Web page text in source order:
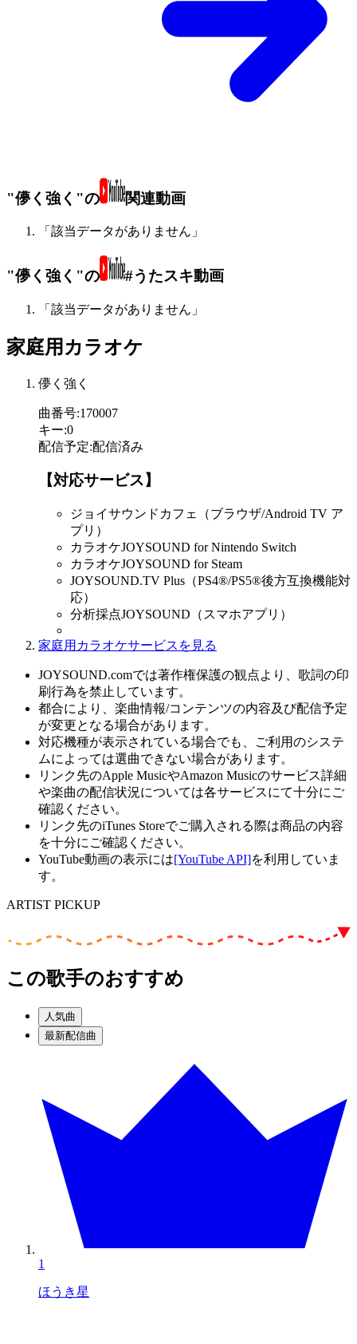
"儚く強く"の 関連動画
「該当データがありません」
"儚く強く"の #うたスキ動画
「該当データがありません」
家庭用カラオケ
儚く強く
曲番号:170007
キー:0
配信予定:配信済み
【対応サービス】
ジョイサウンドカフェ（ブラウザ/Android TV ア
プリ）
カラオケJOYSOUND for Nintendo Switch
カラオケJOYSOUND for Steam
JOYSOUND.TV Plus（PS4®/PS5®後方互換機能対
応）
分析採点JOYSOUND（スマホアプリ）
家庭用カラオケサービスを見る
JOYSOUND.comでは著作権保護の観点より、歌詞の印
刷行為を禁止しています。
都合により、楽曲情報/コンテンツの内容及び配信予定
が変更となる場合があります。
対応機種が表示されている場合でも、ご利用のシステ
ムによっては選曲できない場合があります。
リンク先のApple MusicやAmazon Musicのサービス詳細
や楽曲の配信状況については各サービスにて十分にご
確認ください。
リンク先のiTunes Storeでご購入される際は商品の内容
を十分にご確認ください。
YouTube動画の表示には[YouTube API]を利用していま
す。
ARTIST PICKUP
この歌手のおすすめ
人気曲
最新配信曲
1
ほうき星